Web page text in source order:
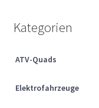
Über uns
Kategorien
ATV-Quads
Elektrofahrzeuge